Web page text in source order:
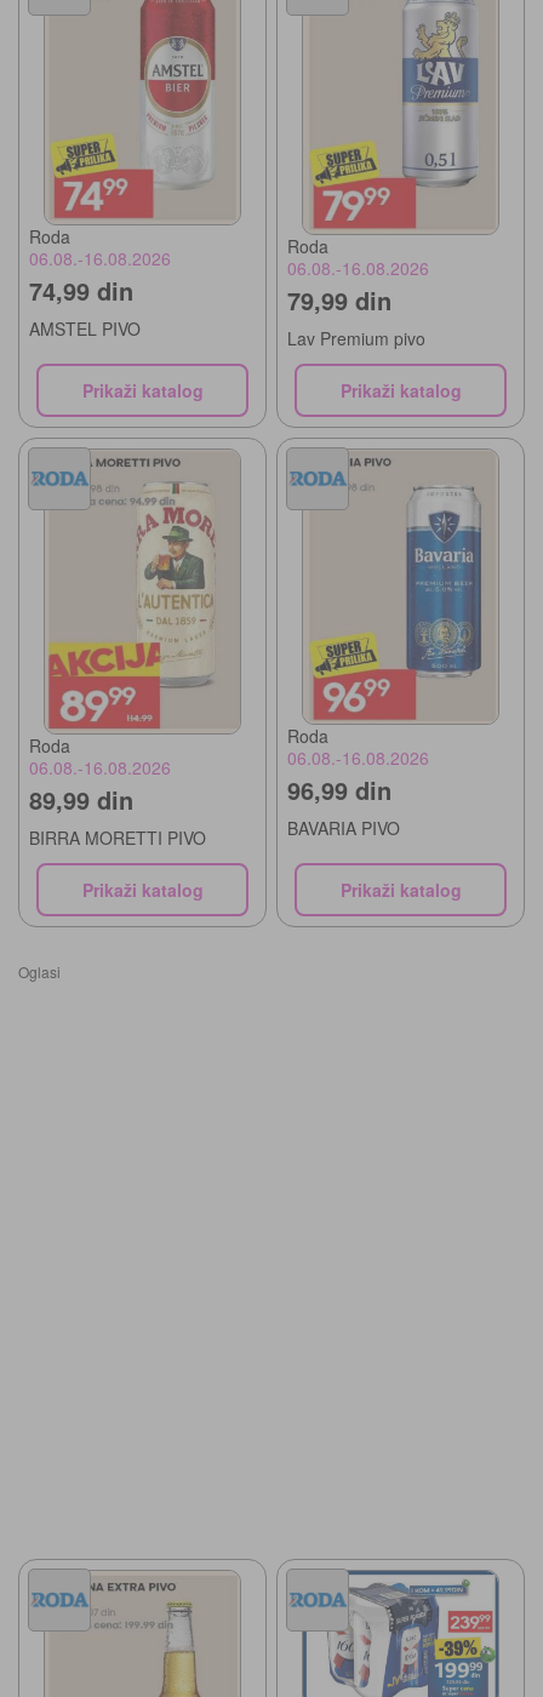
Roda
06.08.-16.08.2026
74,99 din
AMSTEL PIVO
Prikaži katalog
Roda
06.08.-16.08.2026
79,99 din
Lav Premium pivo
Prikaži katalog
Roda
06.08.-16.08.2026
89,99 din
BIRRA MORETTI PIVO
Prikaži katalog
Roda
06.08.-16.08.2026
96,99 din
BAVARIA PIVO
Prikaži katalog
Oglasi